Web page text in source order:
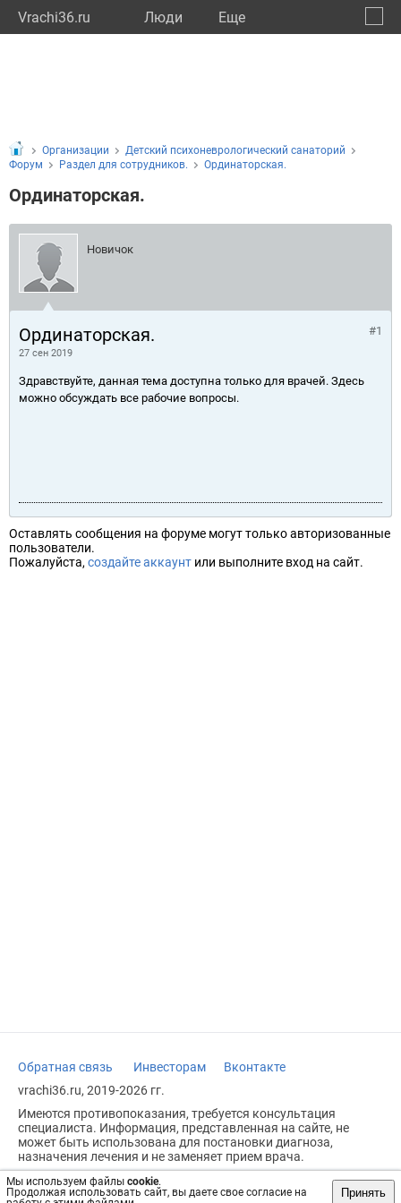
Vrachi36.ru Люди Eще
Мы используем файлы cookie.
Продолжая использовать сайт, вы даете свое согласие на
Принять
Организации
Детский психоневрологический санаторий
Форум
Раздел для сотрудников. Ординаторская.
Ординаторская.
Новичок
Ординаторская.
27 сен 2019
#1
Здравствуйте, данная тема доступна только для врачей. Здесь
можно обсуждать все рабочие вопросы.
Оставлять сообщения на форуме могут только авторизованные
пользователи.
Пожалуйста, создайте аккаунт или выполните вход на сайт.
Обратная связь Инвесторам
Вконтакте
vrachi36.ru, 2019-2026 гг.
Имеются противопоказания, требуется консультация
специалиста. Информация, представленная на сайте, не
может быть использована для постановки диагноза,
назначения лечения и не заменяет прием врача.
Возрастное ограничение: 18+